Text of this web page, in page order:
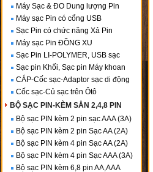
Máy Sạc & ĐO Dung lượng Pin
Máy sạc Pin có cổng USB
Sạc Pin có chức năng Xả Pin
Máy sạc Pin ĐỒNG XU
Sạc Pin LI-POLYMER, USB sạc
Sạc pin Khối, Sạc pin Máy khoan
CÁP-Cốc sạc-Adaptor sạc di động
Cốc sạc-Củ sạc trên Ôtô
BỘ SẠC PIN-KÈM SẲN 2,4,8 PIN
Bộ sạc PIN kèm 2 pin sạc AAA (3A)
Bộ sạc PIN kèm 2 pin Sạc AA (2A)
Bộ sạc PIN kèm 4 pin Sạc AA (2A)
Bộ sạc PIN kèm 4 pin Sạc AAA (3A)
Bộ sạc PIN kèm 6,8 pin AA,AAA